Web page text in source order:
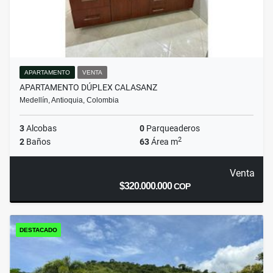
APARTAMENTO VENTA
APARTAMENTO DÚPLEX CALASANZ
Medellín, Antioquia, Colombia
3Alcobas 0 Parqueaderos
2 Baños 63Área m2
Venta
$320.000.000COP
DESTACADO